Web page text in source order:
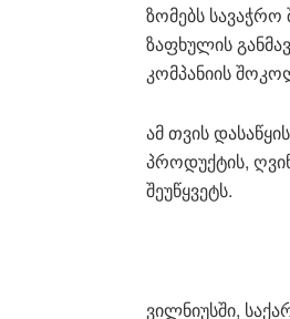
ზომებს სავაჭრო
ზაფხულის
კომპანიის
ამ თვის
პროდუქტის,
შეუწყვეტს.
ვილნიუსში,